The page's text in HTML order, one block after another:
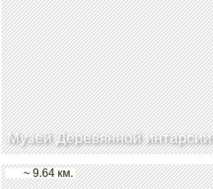
Музей Деревянной интарсии
~ 9.64 км.